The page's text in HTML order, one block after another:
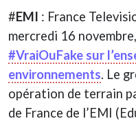
#EMI : France
mercredi 16 novembre,
#VraiOuFake sur
environnements. Le
opération de terrain
de France de l’EMI